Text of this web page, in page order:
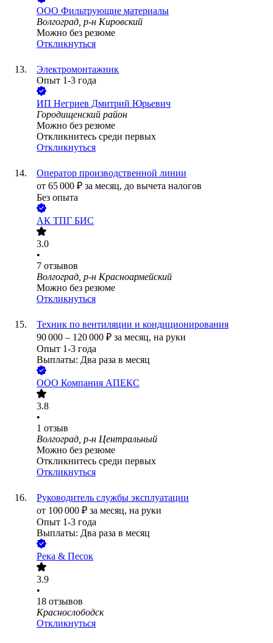
ООО Фильтрующие материалы
Волгоград, р-н Кировский
Можно без резюме
Откликнуться
Электромонтажник
Опыт 1-3 года
ИП Негриев Дмитрий Юрьевич
Городищенский район
Можно без резюме
Откликнитесь среди первых
Откликнуться
Оператор производственной линии
от 65 000 ₽ за месяц, до вычета налогов
Без опыта
АК ТПГ БИС
3.0
•
7 отзывов
Волгоград, р-н Красноармейский
Можно без резюме
Откликнуться
Техник по вентиляции и кондиционирования
90 000 – 120 000 ₽ за месяц, на руки
Опыт 1-3 года
Выплаты: Два раза в месяц
ООО Компания АПЕКС
3.8
•
1 отзыв
Волгоград, р-н Центральный
Можно без резюме
Откликнитесь среди первых
Откликнуться
Руководитель службы эксплуатации
от 100 000 ₽ за месяц, на руки
Опыт 1-3 года
Выплаты: Два раза в месяц
Река & Песок
3.9
•
18 отзывов
Краснослободск
Откликнуться